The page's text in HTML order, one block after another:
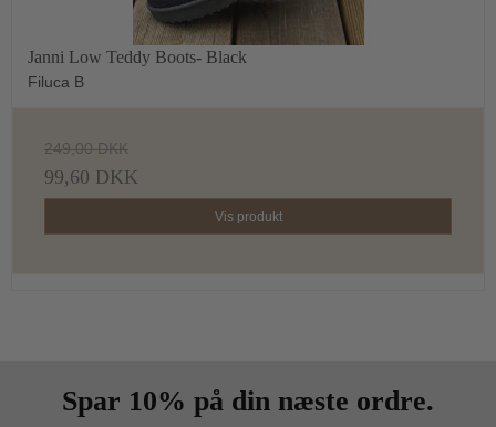
Janni Low Teddy Boots- Black
Filuca B
249,00 DKK
99,60 DKK
Vis produkt
Spar 10% på din næste ordre.